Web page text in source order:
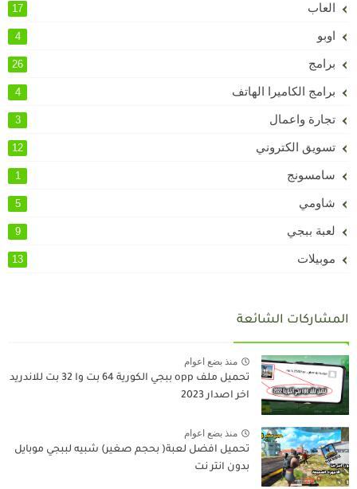
العاب 17
اوبو 4
برامج 26
برامج الكاميرا الهاتف 4
تجارة واعمال 3
تسويق الكتروني 12
سامسونج 1
شاومي 5
لعبة ببجي 9
موبيلات 13
المشاركات الشائعة
منذ بضع اعوام
تحميل ملف opp ببجي الكورية 64 بت وا 32 بت للاندريد
اخر اصدار 2023
منذ بضع اعوام
تحميل افضل لعبة( بحجم صغير) شبيه لببجي موبايل
بدون انتر نت